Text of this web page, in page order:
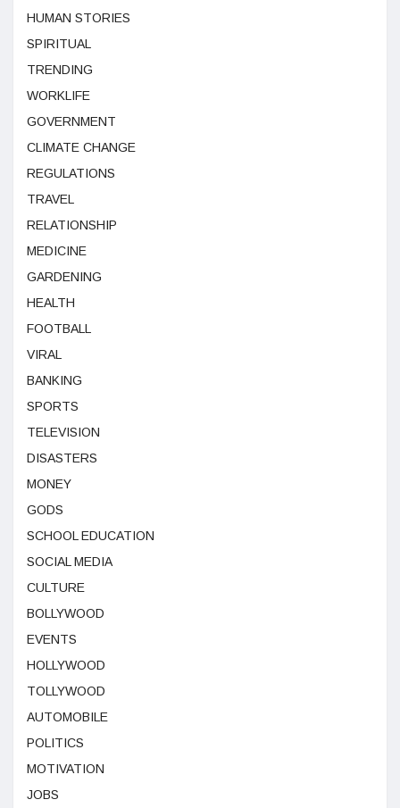
HUMAN STORIES
SPIRITUAL
TRENDING
WORKLIFE
GOVERNMENT
CLIMATE CHANGE
REGULATIONS
TRAVEL
RELATIONSHIP
MEDICINE
GARDENING
HEALTH
FOOTBALL
VIRAL
BANKING
SPORTS
TELEVISION
DISASTERS
MONEY
GODS
SCHOOL EDUCATION
SOCIAL MEDIA
CULTURE
BOLLYWOOD
EVENTS
HOLLYWOOD
TOLLYWOOD
AUTOMOBILE
POLITICS
MOTIVATION
JOBS